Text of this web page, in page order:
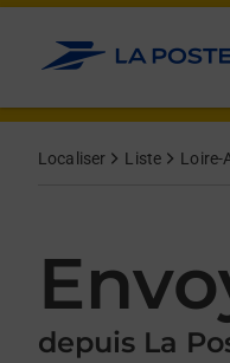
Allez au contenu
Localiser Liste Loire-
depuis La
Afficher ou masquer la
Afficher ou masquer la
Afficher ou masquer la